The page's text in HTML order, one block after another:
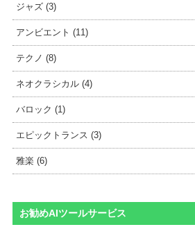
ジャズ (3)
アンビエント (11)
テクノ (8)
ネオクラシカル (4)
バロック (1)
エピックトランス (3)
雅楽 (6)
お勧めAIツールサービス